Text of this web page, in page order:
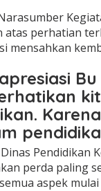
t
a
s
i
d
u
p
atas perhatian
mensahkan
Pendidikan
perda paling
aspek